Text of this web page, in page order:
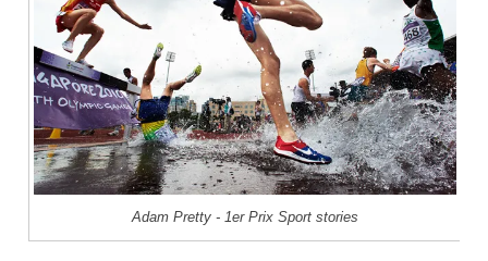
Adam Pretty - 1er Prix Sport stories